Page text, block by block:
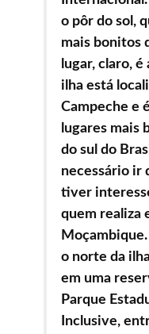
o pôr do sol,
mais bonitos
lugar, claro,
ilha está
Campeche e
lugares mais
do sul do
necessário ir
tiver
quem realiza
o norte da
em uma
Parque
Inclusive,